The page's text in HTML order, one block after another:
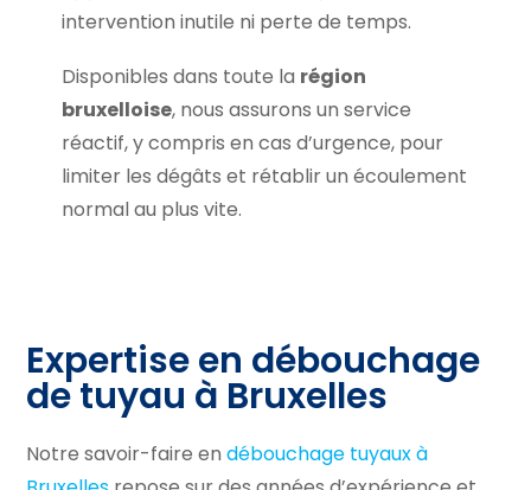
intervention inutile ni perte de temps.
Disponibles dans toute la région
bruxelloise, nous assurons un service
réactif, y compris en cas d’urgence, pour
limiter les dégâts et rétablir un écoulement
normal au plus vite.
Expertise en débouchage
de tuyau à Bruxelles
Notre savoir-faire en débouchage tuyaux à